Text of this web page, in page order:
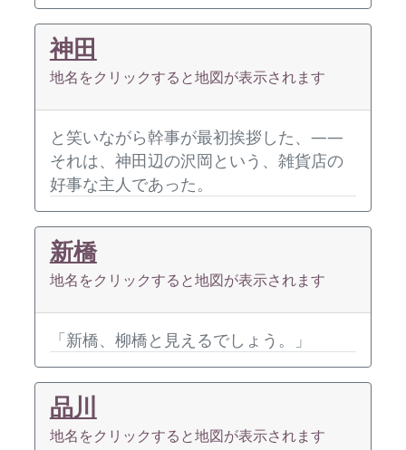
神田
地名をクリックすると地図が表示されます
と笑いながら幹事が最初挨拶した、――
それは、神田辺の沢岡という、雑貨店の
好事な主人であった。
新橋
地名をクリックすると地図が表示されます
「新橋、柳橋と見えるでしょう。」
品川
地名をクリックすると地図が表示されます